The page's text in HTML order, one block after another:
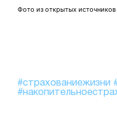
Фото из открытых источников
#страхованиежизни